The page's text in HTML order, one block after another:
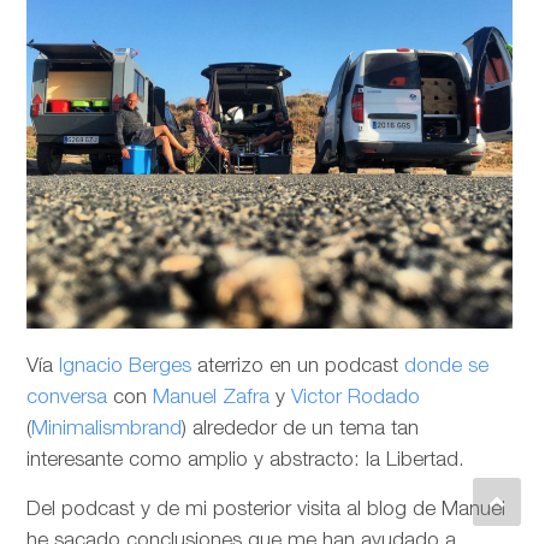
Vía Ignacio Berges aterrizo en un podcast donde se
conversa con Manuel Zafra y Victor Rodado
(Minimalismbrand) alrededor de un tema tan
interesante como amplio y abstracto: la Libertad.
Del podcast y de mi posterior visita al blog de Manuel